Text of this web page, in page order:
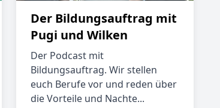
Der Bildungsauftrag mit
Pugi und Wilken
Der Podcast mit
Bildungsauftrag. Wir stellen
euch Berufe vor und reden über
die Vorteile und Nachte...